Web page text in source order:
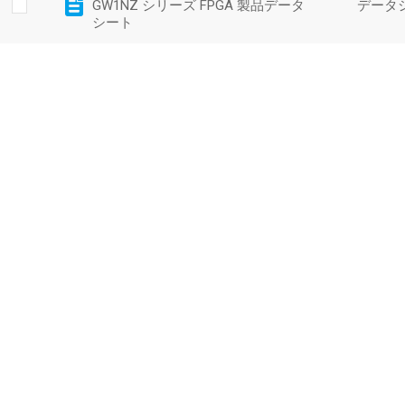
GW1NZ シリーズ FPGA 製品データ
シート
データ